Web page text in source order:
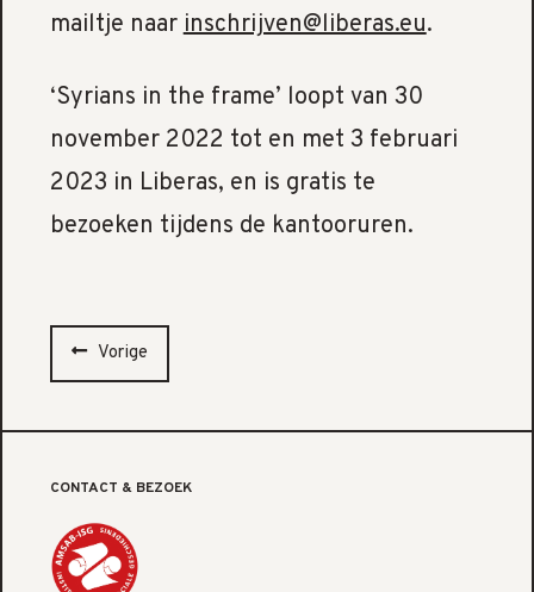
mailtje naarinschrijven@liberas.eu.
‘Syrians in the frame’ loopt van 30
november 2022 tot en met 3 februari
2023 in Liberas, en is gratis te
bezoeken tijdens de kantooruren.
Vorige
CONTACT & BEZOEK